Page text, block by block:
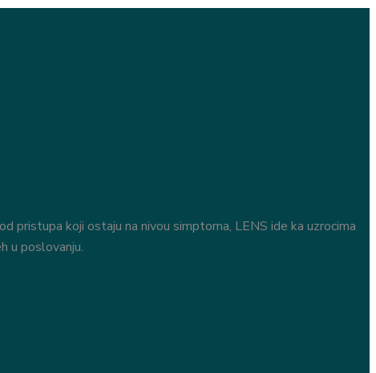
pristupa koji ostaju na nivou simptoma, LENS ide ka uzrocima
u poslovanju.